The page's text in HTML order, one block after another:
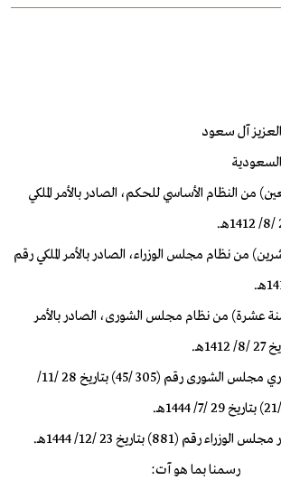
آل سعود
السعودية
من النظام الأساسي للحكم، الصادر بالأمر الملكي
من نظام مجلس الوزراء، الصادر بالأمر الملكي رقم
عشرة) من نظام مجلس الشورى، الصادر بالأمر
وبعد الاطلاع على قراري مجلس الشورى رقم (305 /45) بتاريخ 28 /11/
رقم (881) بتاريخ 23 /12/ 1444هـ.
رسمنا بما هو آت: